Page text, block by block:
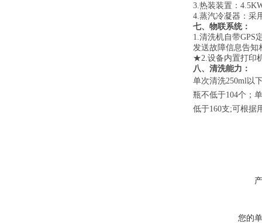
3.热装装置： 4
4.蒸汽冷凝器：采
七、 物联系统：
1.清洗机自带GPS
发送故障信息告知
★2.设备内置打印
八、清洗能力：
单次清洗250ml以
瓶不低于104个；
低于160支;可根据
您的